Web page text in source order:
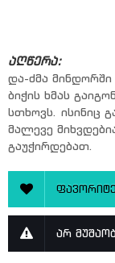
აღწერა:
და-ძმა
ბიჭის ხმას
სთხოვს. ისინიც
მალევე
გაუჭირდებათ.
არ